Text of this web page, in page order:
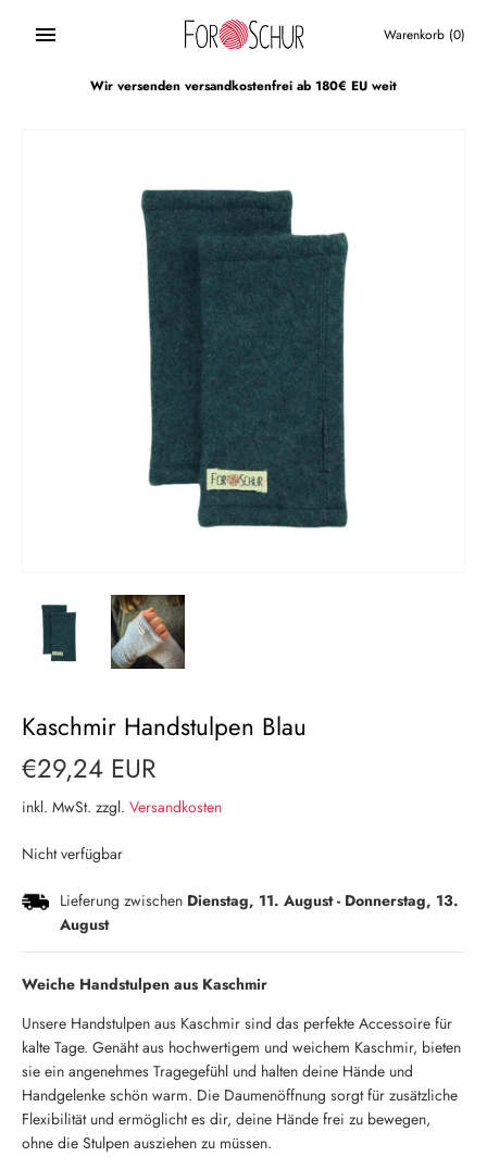
Warenkorb (0)
Wir versenden versandkostenfrei ab 180€ EU weit
Kaschmir Handstulpen Blau
€29,24 EUR
inkl. MwSt. zzgl. Versandkosten
Nicht verfügbar
Lieferung zwischen Dienstag, 11. August- Donnerstag, 13.
August
Weiche Handstulpen aus Kaschmir
Unsere Handstulpen aus Kaschmir sind das perfekte Accessoire für
kalte Tage. Genäht aus hochwertigem und weichem Kaschmir, bieten
sie ein angenehmes Tragegefühl und halten deine Hände und
Handgelenke schön warm. Die Daumenöffnung sorgt für zusätzliche
Flexibilität und ermöglicht es dir, deine Hände frei zu bewegen,
ohne die Stulpen ausziehen zu müssen.